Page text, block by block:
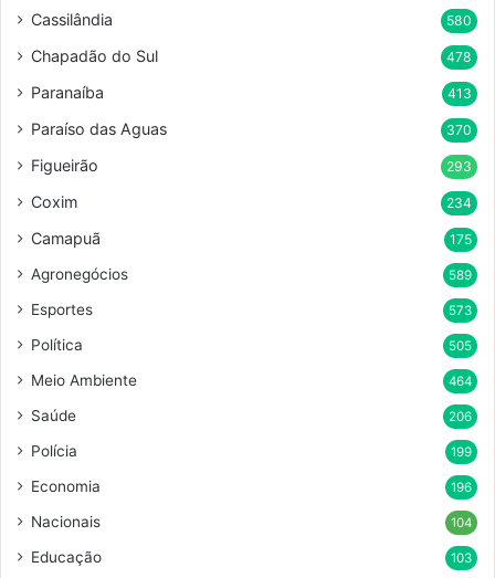
Cassilândia 580
Chapadão do Sul 478
Paranaíba 413
Paraíso das Aguas 370
Figueirão 293
Coxim 234
Camapuã 175
Agronegócios 589
Esportes 573
Política 505
Meio Ambiente 464
Saúde 206
Polícia 199
Economia 196
Nacionais 104
Educação 103